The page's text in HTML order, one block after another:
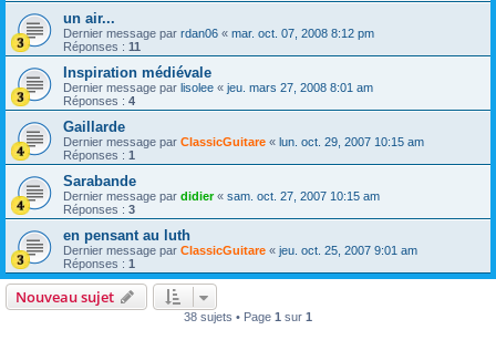
un air...
Dernier message par rdan06 « mar. oct. 07, 2008 8:12 pm
Réponses : 11
Inspiration médiévale
Dernier message par lisolee « jeu. mars 27, 2008 8:01 am
Réponses : 4
Gaillarde
Dernier message par ClassicGuitare « lun. oct. 29, 2007 10:15 am
Réponses : 1
Sarabande
Dernier message par didier« sam. oct. 27, 2007 10:15 am
Réponses : 3
en pensant au luth
Dernier message par ClassicGuitare « jeu. oct. 25, 2007 9:01 am
Réponses : 1
Nouveau sujet
38 sujets • Page 1 sur 1